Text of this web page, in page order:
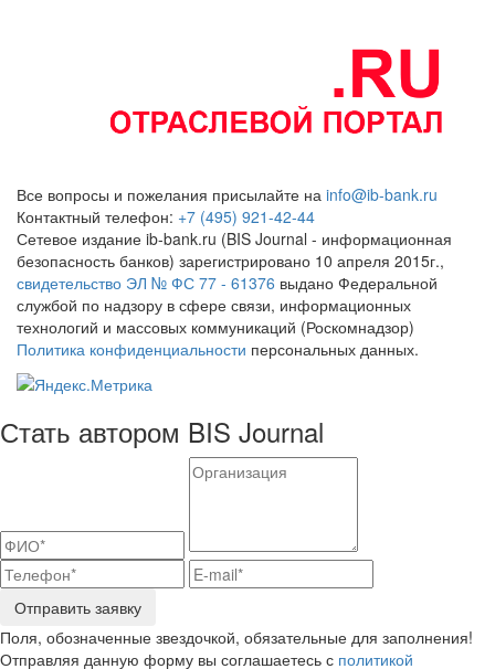
Все вопросы и пожелания присылайте на info@ib-bank.ru
Контактный телефон: +7 (495) 921-42-44
Сетевое издание ib-bank.ru (BIS Journal - информационная
безопасность банков) зарегистрировано 10 апреля 2015г.,
свидетельство ЭЛ № ФС 77 - 61376 выдано Федеральной
службой по надзору в сфере связи, информационных
технологий и массовых коммуникаций (Роскомнадзор)
Политика конфиденциальности персональных данных.
Стать автором BIS Journal
Отправить заявку
Поля, обозначенные звездочкой, обязательные для заполнения!
Отправляя данную форму вы соглашаетесь с политикой